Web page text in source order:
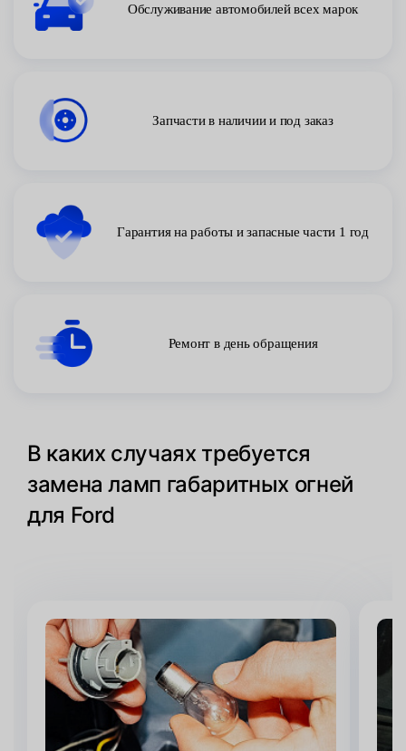
Обслуживание автомобилей всех марок
Запчасти в наличии и под заказ
Гарантия на работы и запасные части 1 год
Ремонт в день обращения
В каких случаях требуется
замена ламп габаритных огней
для Ford